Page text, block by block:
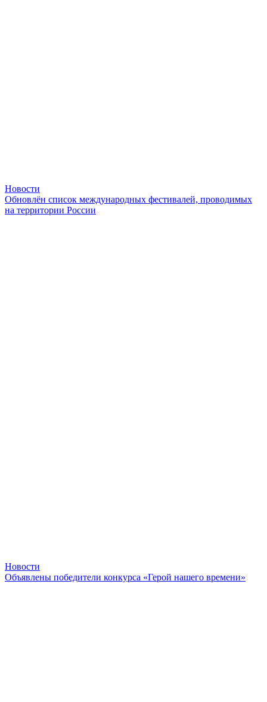
Новости
Обновлён список международных фестивалей, проводимых
на территории России
Новости
Объявлены победители конкурса «Герой нашего времени»